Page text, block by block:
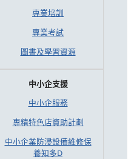
專業培訓
專業考試
圖書及學習資源
中小企支援
中小企服務
專精特色店資助計劃
中小企業防浸設備維修保
養知多D